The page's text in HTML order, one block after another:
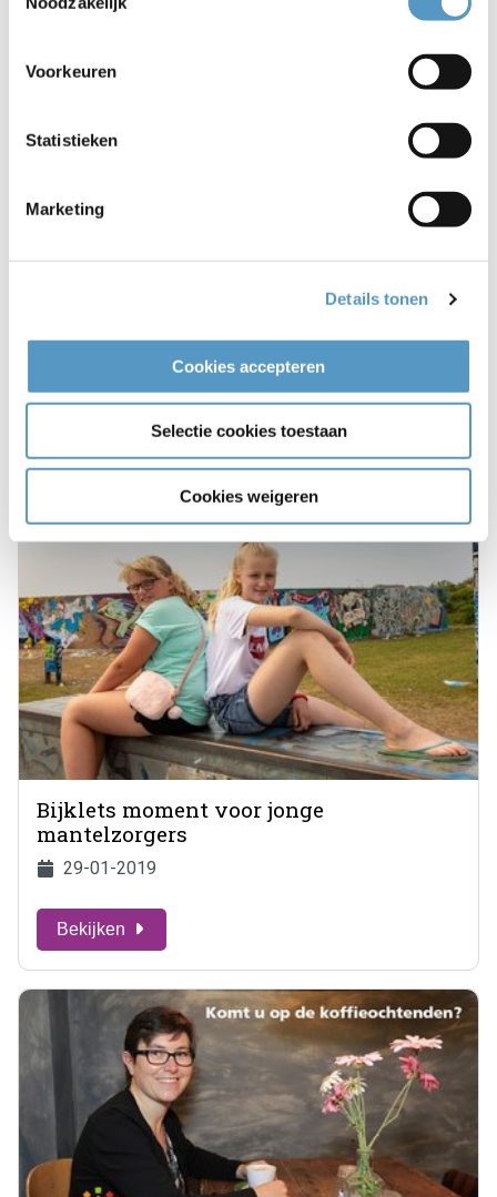
Voorkeuren
Statistieken
Marketing
Details tonen
Cookies accepteren
Selectie cookies toestaan
Cookies weigeren
Komt u naar de training voor 'Vitale
Mantelzorgers' ?
29-01-2019
Bekijken
Bijklets moment voor jonge
mantelzorgers
29-01-2019
Bekijken